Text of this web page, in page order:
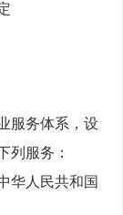
服务体系，设
列服务：
华人民共和国